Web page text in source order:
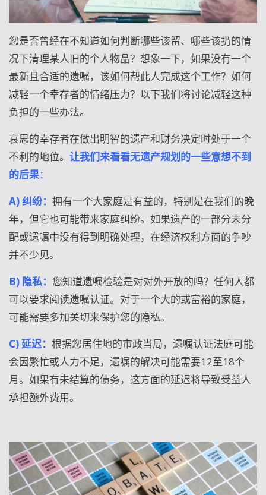
您是否曾经在不知道如何判断哪些该留、哪些该扔的情
况下清理某人旧的个人物品？想象一下，如果没有一个
最新且合适的遗嘱，该如何帮此人完成这个工作？如何
减轻一个幸存者的情绪压力？以下我们将讨论减轻这种
负担的一些办法。
哀思的幸存者在做出明智的遗产和财务决定时处于一个
不利的地位。 让我们来看看无遗产规划的一些意想不到
的后果：
A)纠纷： 拥有一个大家庭是有益的，特别是在我们的晚
年，但它也可能带来家庭纠纷。如果遗产的一部分未分
配或遗嘱中没有得到明确处理，在经济权利方面的争吵
并不少见。
B) 隐私： 您知道遗嘱检验是对对外开放的吗？任何人都
可以要求阅读遗嘱认证。对于一个大的或富裕的家庭，
可能需要多加关切来保护您的隐私。
C)延迟： 根据您居住地的市政当局，遗嘱认证法庭可能
会因繁忙或人力不足，遗嘱的解决可能需要12至18个
月。如果有未结算的债务，这方面的延迟将导致受益人
承担额外费用。